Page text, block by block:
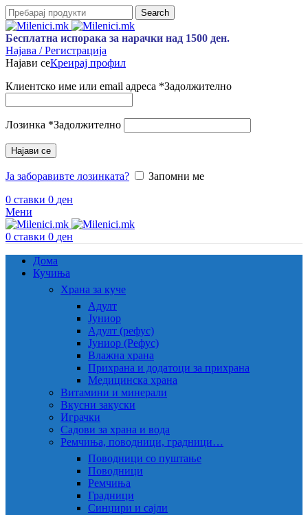
Search
Бесплатна испорака за нарачки над 1500 ден.
Најава / Регистрација
Најави сеКреирај профил
Клиентско име или email адреса *Задолжително
Лозинка *Задолжително
Најави се
Ја заборавивте лозинката?
Запомни ме
0 ставки 0 ден
Мени
0 ставки 0 ден
Дома
Кучиња
Храна за куче
Адулт
Јуниор
Адулт (рефус)
Јуниор (Рефус)
Влажна храна
Прихрана и додатоци за прихрана
Медицинска храна
Витамини и минерали
Вкусни закуски
Играчки
Садови за храна и вода
Ремчиња, поводници, градници…
Поводници со пуштање
Поводници
Ремчиња
Градници
Синџири и сајли